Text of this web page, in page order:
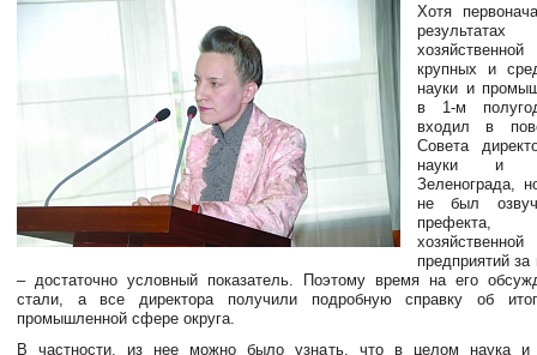
Хотя
крупных и
науки и
в 1-м
входил в
Совета
науки и
Зеленограда,
не был
предприятий
– достаточно условный показатель. Поэтому время на его
стали, а все директора получили подробную справку об
промышленной сфере округа.
В частности, из нее можно было узнать, что в целом наука и